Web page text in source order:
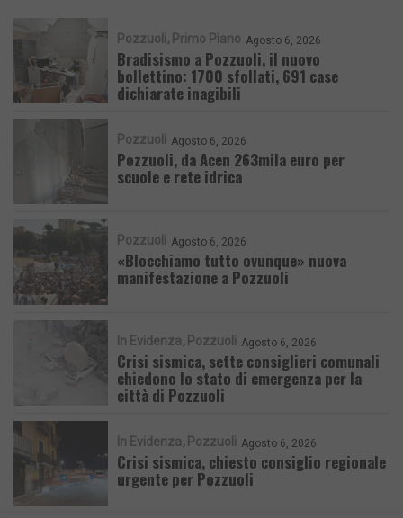
Pozzuoli Primo Piano Agosto 6, 2026
Bradisismo a Pozzuoli, il nuovo
bollettino: 1700 sfollati, 691 case
dichiarate inagibili
Pozzuoli Agosto 6, 2026
Pozzuoli, da Acen 263mila euro per
scuole e rete idrica
Pozzuoli Agosto 6, 2026
«Blocchiamo tutto ovunque» nuova
manifestazione a Pozzuoli
In Evidenza Pozzuoli Agosto 6, 2026
Crisi sismica, sette consiglieri comunali
chiedono lo stato di emergenza per la
città di Pozzuoli
In Evidenza Pozzuoli Agosto 6, 2026
Crisi sismica, chiesto consiglio regionale
urgente per Pozzuoli